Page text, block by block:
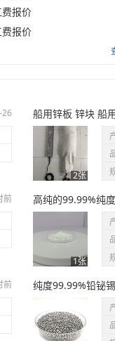
未登录
未登录
未登录
未登录
未登录
未登录
未登录
报价
报价
26 船用锌板 锌块 船
2张
前 高纯的99.99%纯
1张
前 纯度99.99%铅铋